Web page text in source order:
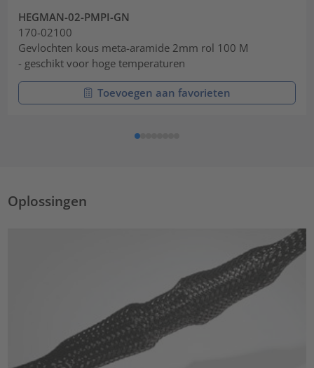
HEGMAN-02-PMPI-GN
170-02100
Gevlochten kous meta-aramide 2mm rol 100 M
- geschikt voor hoge temperaturen
Toevoegen aan favorieten
Oplossingen